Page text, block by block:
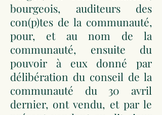
bourgeois, auditeurs des
con(p)tes de la communauté,
pour, et au nom de la
communauté, ensuite du
pouvoir à eux donné par
délibération du conseil de la
communauté du 30 avril
dernier, ont vendu, et par le